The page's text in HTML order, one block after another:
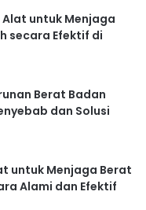
untuk Menjaga
secara Efektif di
Berat Badan
dan Solusi
untuk Menjaga Berat
Alami dan Efektif